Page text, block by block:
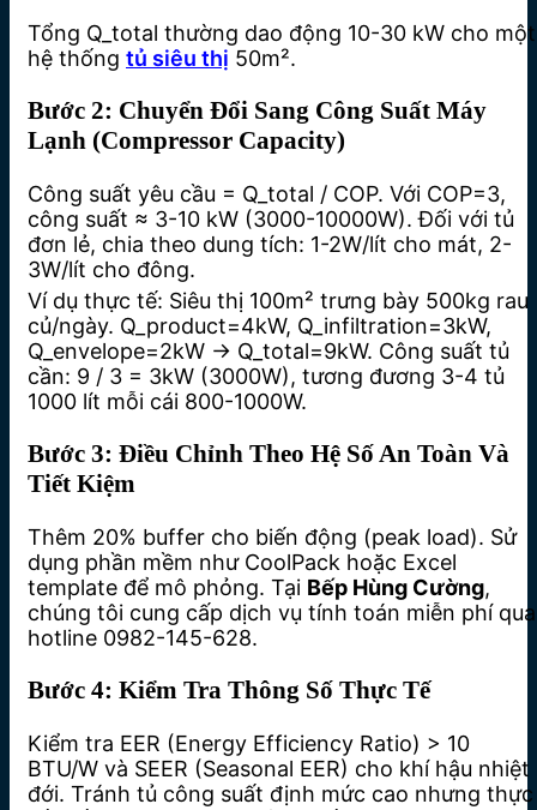
Tổng Q_total thường dao động 10-30 kW cho một
hệ thống tủ siêu thị 50m².
Bước 2: Chuyển Đổi Sang Công Suất Máy
Lạnh (Compressor Capacity)
Công suất yêu cầu = Q_total / COP. Với COP=3,
công suất ≈ 3-10 kW (3000-10000W). Đối với tủ
đơn lẻ, chia theo dung tích: 1-2W/lít cho mát, 2-
3W/lít cho đông.
Ví dụ thực tế: Siêu thị 100m² trưng bày 500kg rau
củ/ngày. Q_product=4kW, Q_infiltration=3kW,
Q_envelope=2kW → Q_total=9kW. Công suất tủ
cần: 9 / 3 = 3kW (3000W), tương đương 3-4 tủ
1000 lít mỗi cái 800-1000W.
Bước 3: Điều Chỉnh Theo Hệ Số An Toàn Và
Tiết Kiệm
Thêm 20% buffer cho biến động (peak load). Sử
dụng phần mềm như CoolPack hoặc Excel
template để mô phỏng. Tại Bếp Hùng Cường,
chúng tôi cung cấp dịch vụ tính toán miễn phí qua
hotline 0982-145-628.
Bước 4: Kiểm Tra Thông Số Thực Tế
Kiểm tra EER (Energy Efficiency Ratio) > 10
BTU/W và SEER (Seasonal EER) cho khí hậu nhiệt
đới. Tránh tủ công suất định mức cao nhưng thực